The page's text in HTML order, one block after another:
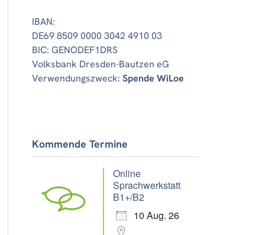
IBAN:
DE69 8509 0000 3042 4910 03
BIC: GENODEF1DRS
Volksbank Dresden-Bautzen eG
Verwendungszweck:Spende WiLoe
Kommende Termine
Online
Sprachwerkstatt
B1+/B2
10 Aug. 26